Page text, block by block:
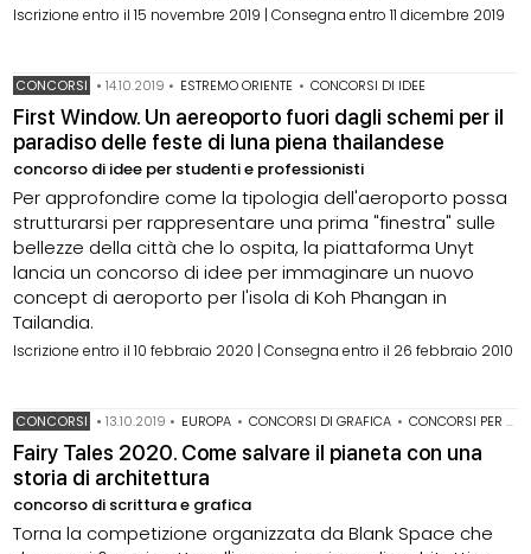
Iscrizione entro il 15 novembre 2019 | Consegna entro 11 dicembre 2019
CONCORSI •14.10.2019 • ESTREMO ORIENTE • CONCORSI DI IDEE
First Window. Un aereoporto fuori dagli schemi per il
paradiso delle feste di luna piena thailandese
concorso di idee per studenti e professionisti
Per approfondire come la tipologia dell'aeroporto possa
strutturarsi per rappresentare una prima "finestra" sulle
bellezze della città che lo ospita, la piattaforma Unyt
lancia un concorso di idee per immaginare un nuovo
concept di aeroporto per l'isola di Koh Phangan in
Tailandia.
Iscrizione entro il 10 febbraio 2020 | Consegna entro il 26 febbraio 2010
CONCORSI •13.10.2019 • EUROPA • CONCORSI DI GRAFICA • CONCORSI PER STUDENTI
Fairy Tales 2020. Come salvare il pianeta con una
storia di architettura
concorso di scrittura e grafica
Torna la competizione organizzata da Blank Space che